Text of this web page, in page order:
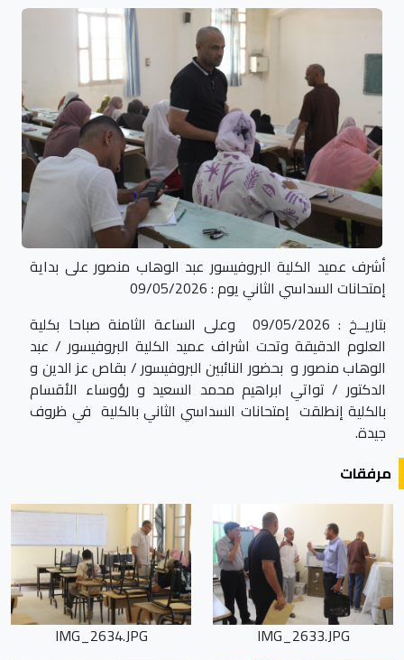
أشرف عميد الكلية البروفيسور عبد الوهاب منصور على بداية
إمتحانات السداسي الثاني يوم : 09/05/2026
بتاريــخ : 09/05/2026 وعلى الساعة الثامنة صباحا بكلية
العلوم الدقيقة وتحت اشراف عميد الكلية البروفيسور / عبد
الوهاب منصور و بحضور النائبين البروفيسور / بقاص عز الدين و
الدكتور / تواتي ابراهيم محمد السعيد و رؤوساء الأقسام
بالكلية إنطلقت إمتحانات السداسي الثاني بالكلية في ظروف
جيدة.
مرفقات
IMG_2633.JPG
IMG_2634.JPG